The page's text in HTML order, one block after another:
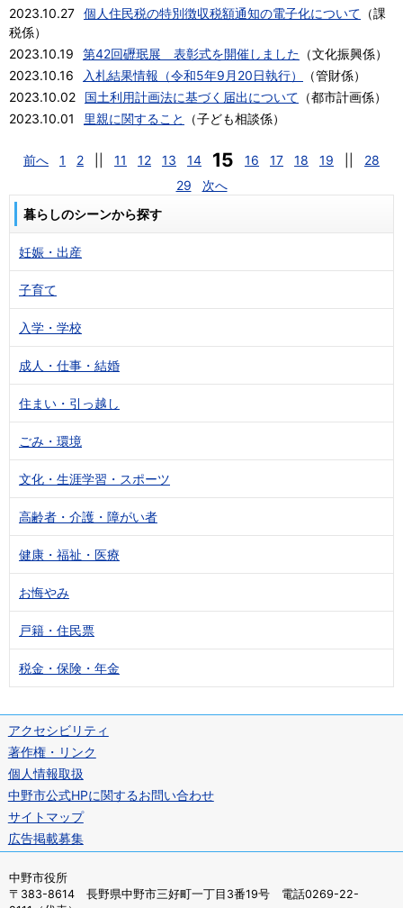
2023.10.27 個人住民税の特別徴収税額通知の電子化について （課
税係）
2023.10.19
第42回礰珉展 表彰式を開催しました （文化振興係）
2023.10.16
入札結果情報（令和5年9月20日執行） （管財係）
2023.10.02
国土利用計画法に基づく届出について （都市計画係）
2023.10.01
里親に関すること （子ども相談係）
前へ 1 2 11 12 13 14 15 16 17 18 19
28
29
次へ
暮らしのシーンから探す
妊娠・出産
子育て
入学・学校
成人・仕事・結婚
住まい・引っ越し
ごみ・環境
文化・生涯学習・スポーツ
高齢者・介護・障がい者
健康・福祉・医療
お悔やみ
戸籍・住民票
税金・保険・年金
アクセシビリティ
著作権・リンク
個人情報取扱
中野市公式HPに関するお問い合わせ
サイトマップ
広告掲載募集
中野市役所
〒383-8614 長野県中野市三好町一丁目3番19号 電話0269-22-